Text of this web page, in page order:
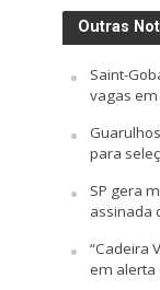
Outras
Saint-
vagas
para
SP gera
assinada
“Cadeira
em alerta